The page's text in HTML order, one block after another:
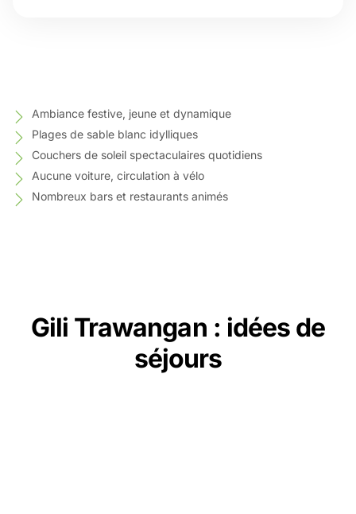
Ambiance festive, jeune et dynamique
Plages de sable blanc idylliques
Couchers de soleil spectaculaires quotidiens
Aucune voiture, circulation à vélo
Nombreux bars et restaurants animés
Gili Trawangan : idées de
séjours